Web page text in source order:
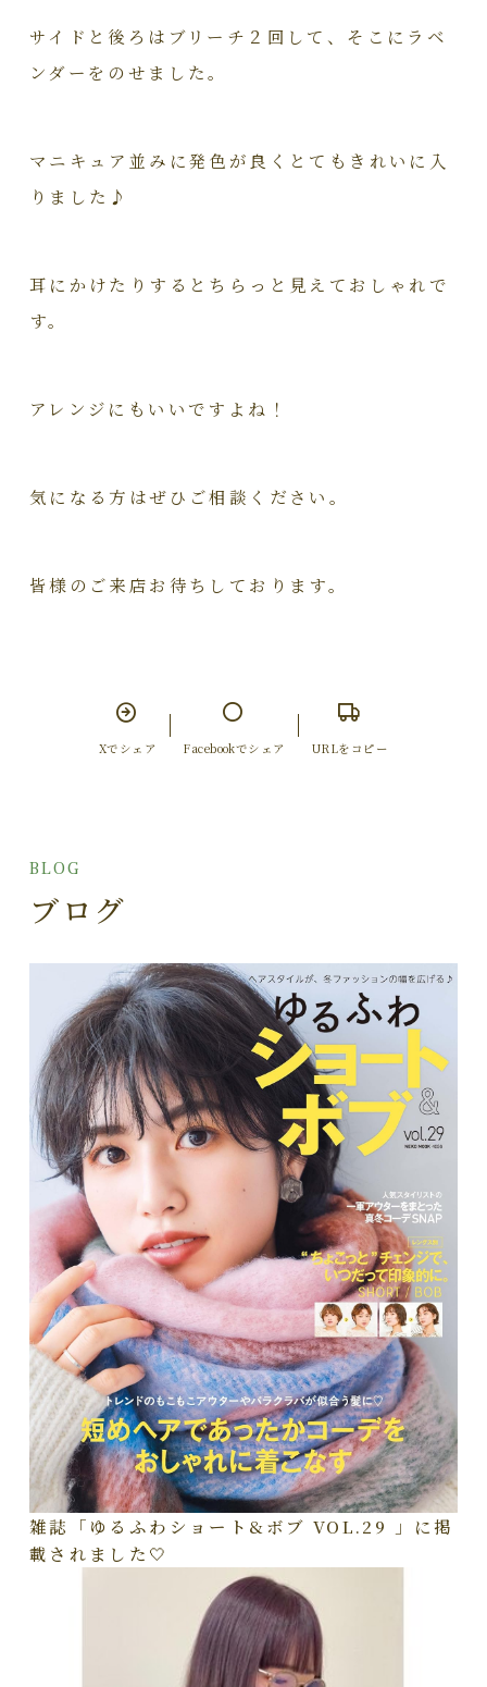
サイドと後ろはブリーチ２回して、そこにラベ
ンダーをのせました。
マニキュア並みに発色が良くとてもきれいに入
りました♪
耳にかけたりするとちらっと見えておしゃれで
す。
アレンジにもいいですよね！
気になる方はぜひご相談ください。
皆様のご来店お待ちしております。
Xでシェア Facebookでシェア URLをコピー
BLOG
ブログ
雑誌「ゆるふわショート&ボブ VOL.29 」に掲
載されました🤍